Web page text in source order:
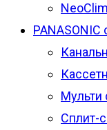
Мульти
Сплит-